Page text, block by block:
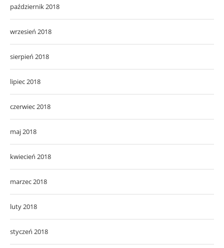
październik 2018
wrzesień 2018
sierpień 2018
lipiec 2018
czerwiec 2018
maj 2018
kwiecień 2018
marzec 2018
luty 2018
styczeń 2018